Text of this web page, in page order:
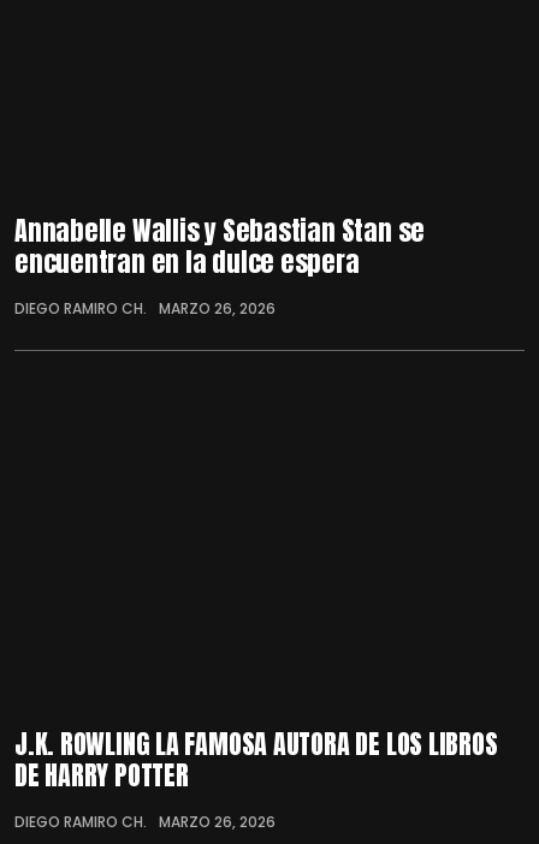
Annabelle Wallis y Sebastian Stan se
encuentran en la dulce espera
DIEGO RAMIRO CH. MARZO 26, 2026
J.K. ROWLING LA FAMOSA AUTORA DE LOS LIBROS
DE HARRY POTTER
DIEGO RAMIRO CH. MARZO 26, 2026